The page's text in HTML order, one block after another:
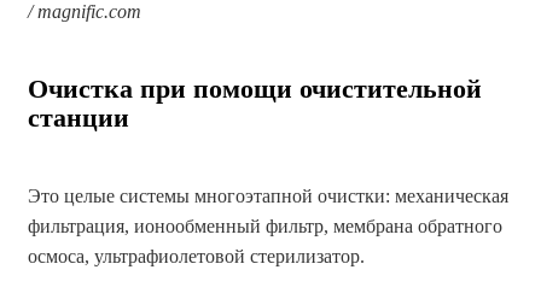
/ magnific.com
Очистка при помощи очистительной
станции
Это целые системы многоэтапной очистки: механическая
фильтрация, ионообменный фильтр, мембрана обратного
осмоса, ультрафиолетовой стерилизатор.